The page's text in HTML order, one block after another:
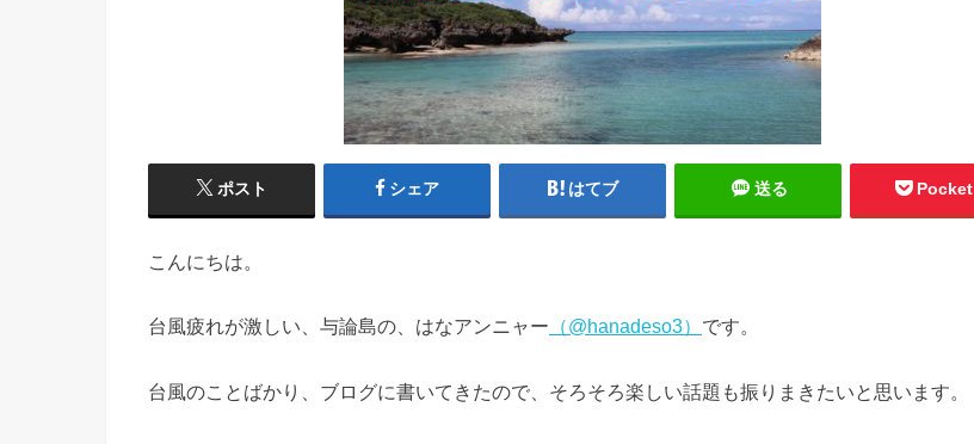
ポスト シェア はてブ 送る Pocket
こんにちは。
台風疲れが激しい、与論島の、はなアンニャー （@hanadeso3） です。
台風のことばかり、ブログに書いてきたので、そろそろ楽しい話題も振りまきたいと思います。